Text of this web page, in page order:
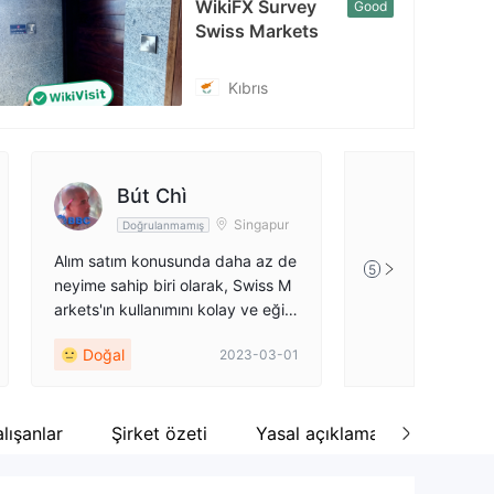
WikiFX Survey
Swiss Markets
Good
Kıbrıs
Bút Chì
Doğrulanmamış Singapur
Alım satım konusunda daha az de
neyime sahip biri olarak, Swiss M
arkets'ın kullanımını kolay ve eğiti
m! Gerçekten, bu komisyoncu en i
Doğal 2023-03-01
5
Şirket özeti Yasal açıklama